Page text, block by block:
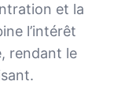
et la
l’intérêt
rendant le